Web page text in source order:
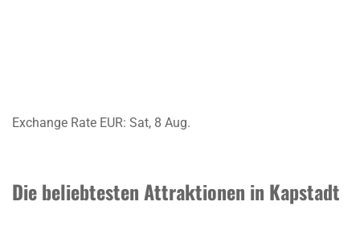
Exchange Rate EUR: Sat, 8 Aug.
Die beliebtesten Attraktionen in Kapstadt